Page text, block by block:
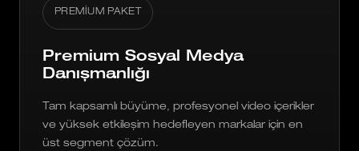
PREMIUM PAKET
Premium Sosyal Medya
Danışmanlığı
Tam kapsamlı büyüme, profesyonel video içerikler
ve yüksek etkileşim hedefleyen markalar için en
üst segment çözüm.